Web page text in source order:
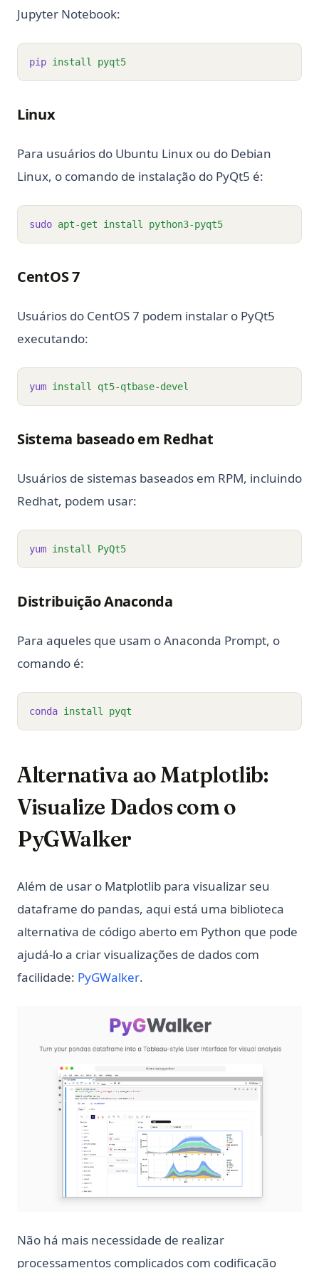
Jupyter Notebook:
pip install pyqt5
Linux
Para usuários do Ubuntu Linux ou do Debian
Linux, o comando de instalação do PyQt5 é:
sudo apt-get install python3-pyqt5
CentOS 7
Usuários do CentOS 7 podem instalar o PyQt5
executando:
yum install qt5-qtbase-devel
Sistema baseado em Redhat
Usuários de sistemas baseados em RPM, incluindo
Redhat, podem usar:
yum install PyQt5
Distribuição Anaconda
Para aqueles que usam o Anaconda Prompt, o
comando é:
conda install pyqt
Alternativa ao Matplotlib:
Visualize Dados com o
PyGWalker
Além de usar o Matplotlib para visualizar seu
dataframe do pandas, aqui está uma biblioteca
alternativa de código aberto em Python que pode
ajudá-lo a criar visualizações de dados com
facilidade: PyGWalker(opens in a new tab)
.
Não há mais necessidade de realizar
processamentos complicados com codificação